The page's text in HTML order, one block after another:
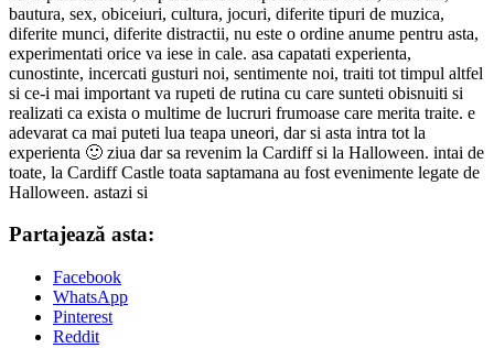
bautura, sex, obiceiuri, cultura, jocuri, diferite tipuri de muzica,
diferite munci, diferite distractii, nu este o ordine anume pentru asta,
experimentati orice va iese in cale. asa capatati experienta,
cunostinte, incercati gusturi noi, sentimente noi, traiti tot timpul altfel
si ce-i mai important va rupeti de rutina cu care sunteti obisnuiti si
realizati ca exista o multime de lucruri frumoase care merita traite. e
adevarat ca mai puteti lua teapa uneori, dar si asta intra tot la
experienta 🙂 ziua dar sa revenim la Cardiff si la Halloween. intai de
toate, la Cardiff Castle toata saptamana au fost evenimente legate de
Halloween. astazi si
Partajează asta:
Facebook
WhatsApp
Pinterest
Reddit